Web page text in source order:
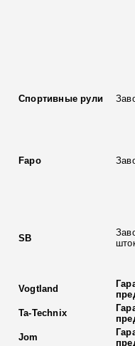
Спортивные рули
Fapo
SB
Vogtland
Ta-Technix
Jom